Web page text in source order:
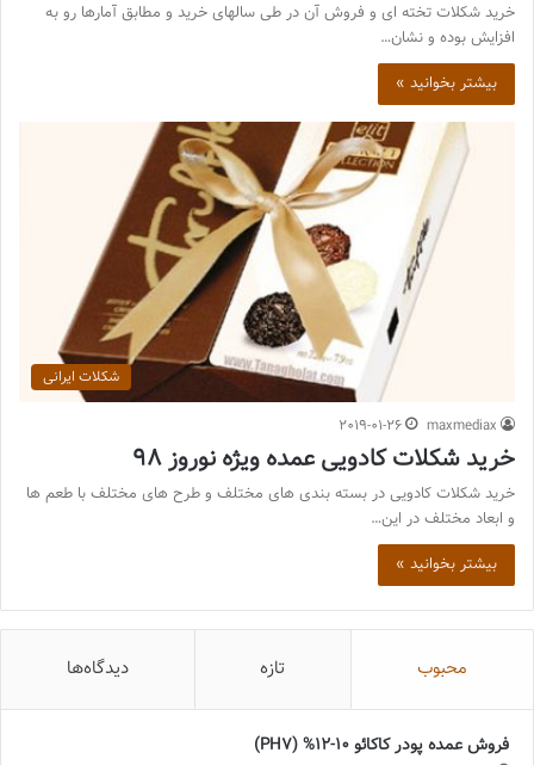
خرید شکلات تخته ای و فروش آن در طی سالهای خرید و مطابق آمارها رو به
افزایش بوده و نشان…
بیشتر بخوانید »
شکلات ایرانی
maxmediax
2019-01-26
خرید شکلات کادویی عمده ویژه نوروز 98
خرید شکلات کادویی در بسته بندی های مختلف و طرح های مختلف با طعم ها
و ابعاد مختلف در این…
بیشتر بخوانید »
محبوب تازه دیدگاه‌ها
فروش عمده پودر کاکائو 10-12% (PH7)